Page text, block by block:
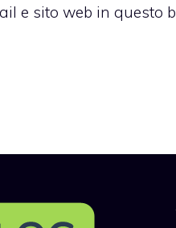
e sito web in questo